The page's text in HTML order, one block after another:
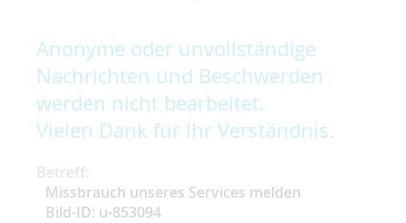
Anonyme oder unvollständige
Nachrichten und Beschwerden
werden nicht bearbeitet.
Vielen Dank für Ihr Verständnis.
Betreff:
Missbrauch unseres Services melden
Bild-ID: u-853094